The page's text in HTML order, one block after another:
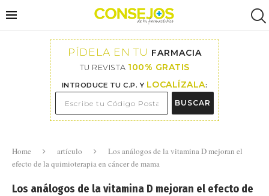
PÍDELA EN TU FARMACIA
TU REVISTA 100% GRATIS
INTRODUCE TU C.P. Y LOCALÍZALA:
BUSCAR
Home artículo
Los análogos de la vitamina D mejoran el
efecto de la quimioterapia en cáncer de mama
Los análogos de la vitamina D mejoran el efecto de